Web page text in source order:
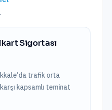
Sigortası
'da trafikorta
kapsamlı teminat